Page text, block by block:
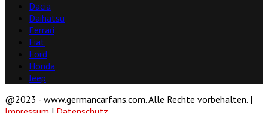
Dacia
Daihatsu
Ferrari
Fiat
Ford
Honda
Jeep
@2023 - www.germancarfans.com. Alle Rechte vorbehalten. |